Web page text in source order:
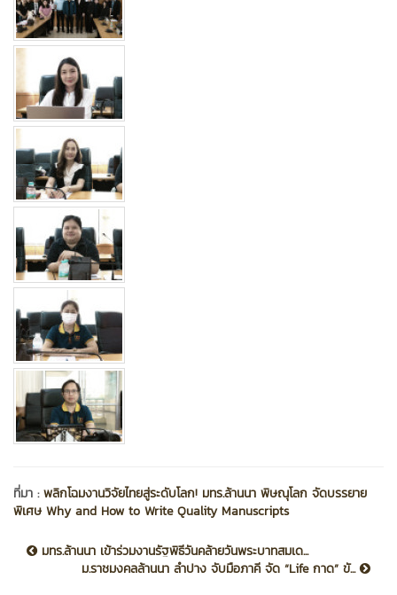
ที่มา :พลิกโฉมงานวิจัยไทยสู่ระดับโลก! มทร.ล้านนา พิษณุโลก จัดบรรยาย
พิเศษ Why and How to Write Quality Manuscripts
มทร.ล้านนา เข้าร่วมงานรัฐพิธีวันคล้ายวันพระบาทสมเด...
ม.ราชมงคลล้านนา ลำปาง จับมือภาคี จัด “Life กาด” ขั...